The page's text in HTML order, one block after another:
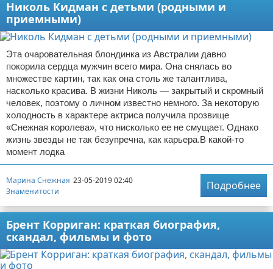
Николь Кидман с детьми (родными и
приемными)
Эта очаровательная блондинка из Австралии давно
покорила сердца мужчин всего мира. Она снялась во
множестве картин, так как она столь же талантлива,
насколько красива. В жизни Николь — закрытый и скромный
человек, поэтому о личном известно немного. За некоторую
холодность в характере актриса получила прозвище
«Снежная королева», что нисколько ее не смущает. Однако
жизнь звезды не так безупречна, как карьера.В какой-то
момент лодка
Марина Снежная 23-05-2019 02:40
Знаменитости
Подробнее
Брент Корриган: краткая биография,
скандал, фильмы и фото